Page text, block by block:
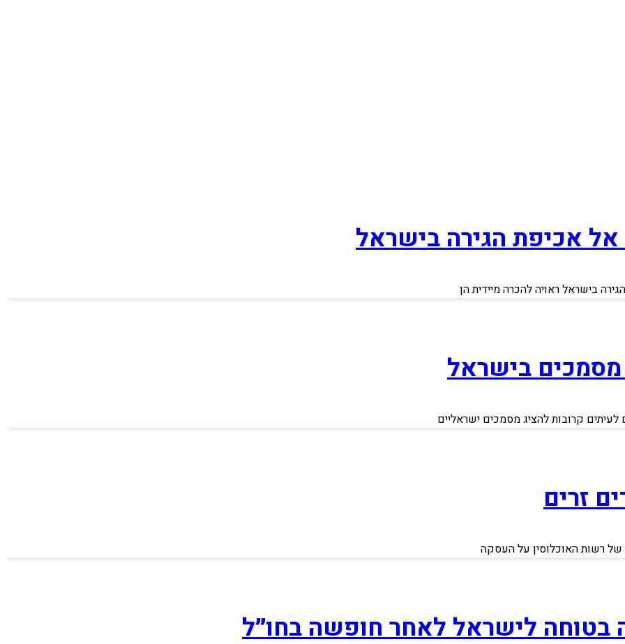
אל אכיפת הגירה בישראל
בישראל ראויה להכרה מיידית הן
מסמכים בישראל
קרובות להציג מסמכים ישראליים
זרים
של רשות האוכלוסין על העסקה
בטוחה לישראל לאחר חופשה בחו״ל